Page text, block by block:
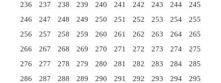
236
237 238 239 240 241 242 243 244
245
246
247 248 249 250 251 252 253 254
255
256
257 258 259 260 261 262 263 264
265
266
267 268 269 270 271 272 273 274
275
276
277 278 279 280 281 282 283 284
285
286
287 288 289 290 291 292 293 294
295